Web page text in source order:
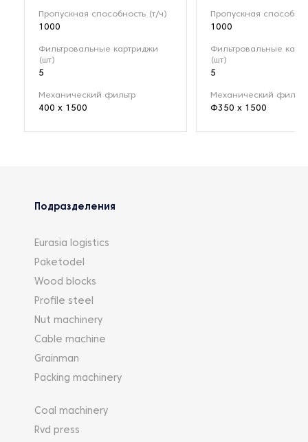
Пропускная способность (т/ч)
1000
Фильтровальные картриджи
(шт)
5
Механический фильтр
400 х 1500
Пропускная
1000
Фильтровальные
(шт)
5
Механический фильтр
Φ350 х 1500
Подразделения
Eurasia logistics
Paketodel
Wood blocks
Profile steel
Nut machinery
Cable machine
Grainman
Packing machinery
Coal machinery
Rvd press